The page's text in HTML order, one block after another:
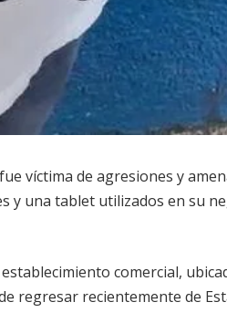
víctima de agresiones y
y una tablet utilizados en su
comercial,
regresar recientemente de